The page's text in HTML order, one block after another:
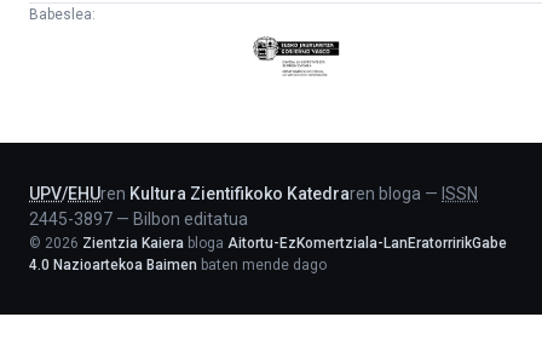
Babeslea:
Eusko
Jaurlaritza
UPV/EHUren Kultura Zientifikoko Katedraren bloga — ISSN
2445-3897 — Bilbon editatua
© 2026 Zientzia Kaiera bloga Aitortu-EzKomertziala-LanEratorririkGabe
4.0 Nazioartekoa Baimen baten mende dago